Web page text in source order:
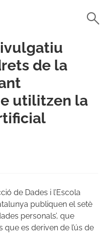
de la
utilitzen la
de Dades i l’Escola
publiquen el setè
personals’, que
es deriven de l’ús de